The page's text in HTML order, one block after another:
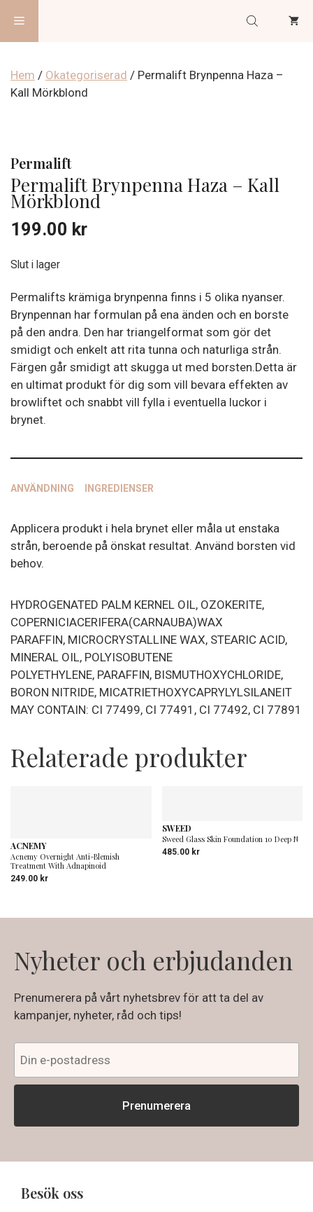
innehåll
Meny
Hem / Okategoriserad / Permalift Brynpenna Haza –
Kall Mörkblond
Permalift
Permalift Brynpenna Haza – Kall
Mörkblond
199.00 kr
Slut i lager
Permalifts krämiga brynpenna finns i 5 olika nyanser.
Brynpennan har formulan på ena änden och en borste
på den andra. Den har triangelformat som gör det
smidigt och enkelt att rita tunna och naturliga strån.
Färgen går smidigt att skugga ut med borsten.Detta är
en ultimat produkt för dig som vill bevara effekten av
browliftet och snabbt vill fylla i eventuella luckor i
brynet.
ANVÄNDNING INGREDIENSER
Applicera produkt i hela brynet eller måla ut enstaka
strån, beroende på önskat resultat. Använd borsten vid
behov.
HYDROGENATED PALM KERNEL OIL, OZOKERITE,
COPERNICIACERIFERA(CARNAUBA)WAX
PARAFFIN, MICROCRYSTALLINE WAX, STEARIC ACID,
MINERAL OIL, POLYISOBUTENE
POLYETHYLENE, PARAFFIN, BISMUTHOXYCHLORIDE,
BORON NITRIDE, MICATRIETHOXYCAPRYLYLSILANEIT
MAY CONTAIN: CI 77499, CI 77491, CI 77492, CI 77891
Relaterade produkter
ACNEMY
Acnemy Overnight Anti-Blemish
Treatment With Adnapinoid
249.00 kr
SWEED
Sweed Glass Skin Foundation 10 Deep N
485.00 kr
Nyheter och erbjudanden
Prenumerera på vårt nyhetsbrev för att ta del av
kampanjer, nyheter, råd och tips!
Besök oss